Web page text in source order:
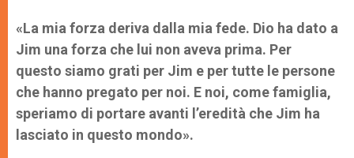
«La mia forza deriva dalla mia fede. Dio ha dato a
Jim una forza che lui non aveva prima. Per
questo siamo grati per Jim e per tutte le persone
che hanno pregato per noi. E noi, come famiglia,
speriamo di portare avanti l’eredità che Jim ha
lasciato in questo mondo».